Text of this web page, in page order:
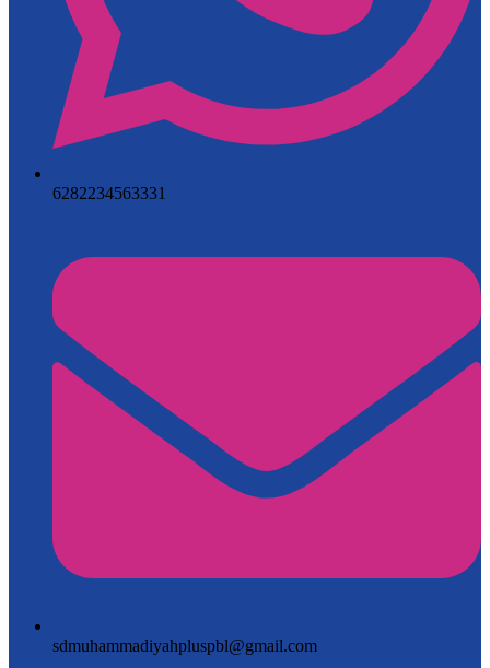
6282234563331
sdmuhammadiyahpluspbl@gmail.com